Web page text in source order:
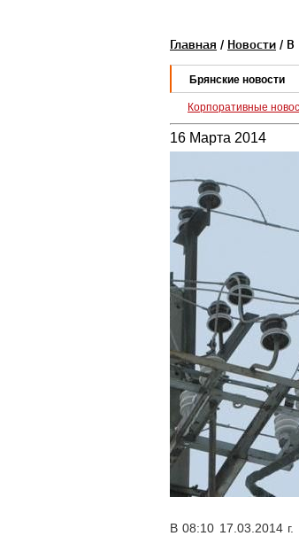
Главная / Новости / В
Брянские новости
Корпоративные
16 Марта 2014
В 08:10 17.03.2014 г.